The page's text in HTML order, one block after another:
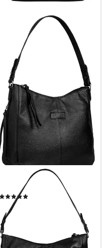
BRUNO BANANI
Shopper, echt Leder
98,95 €
-29%
lieferbar - in 6-8 Werktagen bei dir
+1